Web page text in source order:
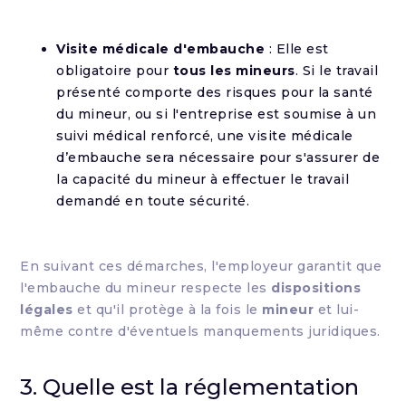
Visite médicale d'embauche : Elle est
obligatoire pour tous les mineurs. Si le travail
présenté comporte des risques pour la santé
du mineur, ou si l'entreprise est soumise à un
suivi médical renforcé, une visite médicale
d’embauche sera nécessaire pour s'assurer de
la capacité du mineur à effectuer le travail
demandé en toute sécurité.
En suivant ces démarches, l'employeur garantit que
l'embauche du mineur respecte les dispositions
légales et qu'il protège à la fois le mineur et lui-
même contre d'éventuels manquements juridiques.
3. Quelle est la réglementation